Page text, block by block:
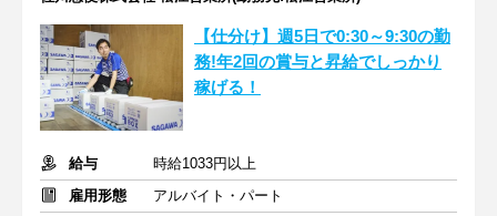
【仕分け】週5日で0:30～9:30の勤
務!年2回の賞与と昇給でしっかり
稼げる！
給与
時給1033円以上
雇用形態
アルバイト・パート